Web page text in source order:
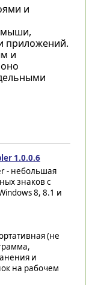
и
мыши,
приложений.
и
1.0.0.6
- небольшая
знаков с
8, 8.1 и
(не
и
на рабочем